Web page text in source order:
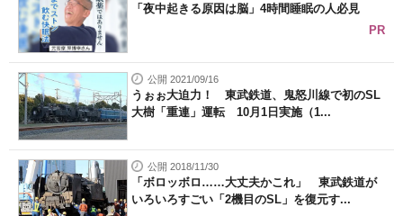
「夜中起きる原因は脳」4時間睡眠の人必見
PR
公開 2021/09/16
うぉぉ大迫力！ 東武鉄道、鬼怒川線で初のSL
大樹「重連」運転 10月1日実施（1...
公開 2018/11/30
「ボロッボロ……大丈夫かこれ」 東武鉄道が
いろいろすごい「2機目のSL」を復元す...